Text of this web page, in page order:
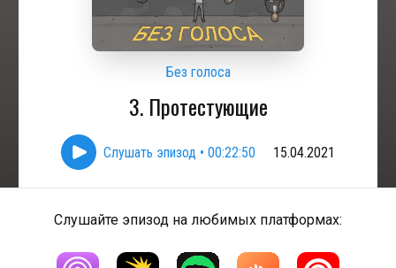
Без голоса
3. Протестующие
Слушать эпизод • 00:22:50 15.04.2021
Слушайте эпизод на любимых платформах: